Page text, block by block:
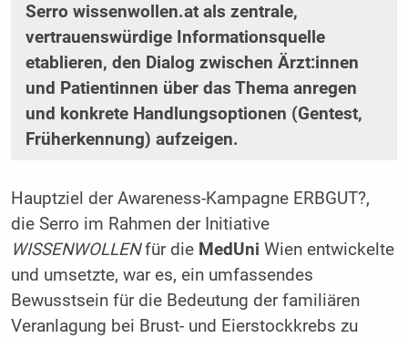
Serro wissenwollen.at als zentrale,
vertrauenswürdige Informationsquelle
etablieren, den Dialog zwischen Ärzt:innen
und Patientinnen über das Thema anregen
und konkrete Handlungsoptionen (Gentest,
Früherkennung) aufzeigen.
Hauptziel der Awareness-Kampagne ERBGUT?,
die Serro im Rahmen der Initiative
WISSENWOLLENfür die MedUni Wien entwickelte
und umsetzte, war es, ein umfassendes
Bewusstsein für die Bedeutung der familiären
Veranlagung bei Brust- und Eierstockkrebs zu